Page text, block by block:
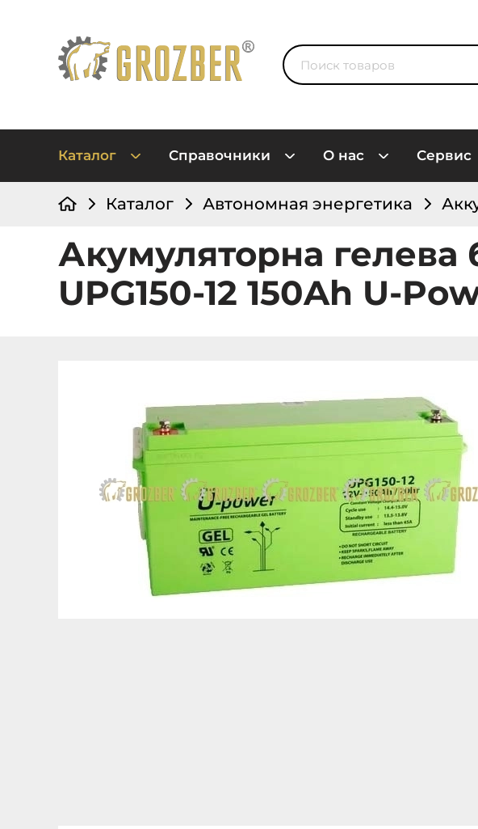
Каталог Справочники О нас Сервис
Каталог Автономная энергетика
Акумуляторна гелева
UPG150-12 150Ah U-